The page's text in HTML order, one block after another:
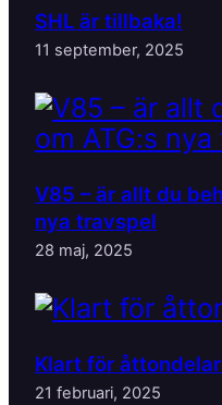
SHL är tillbaka!
11 september, 2025
V85 – är allt du
nya travspel
28 maj, 2025
Klart för
21 februari, 2025